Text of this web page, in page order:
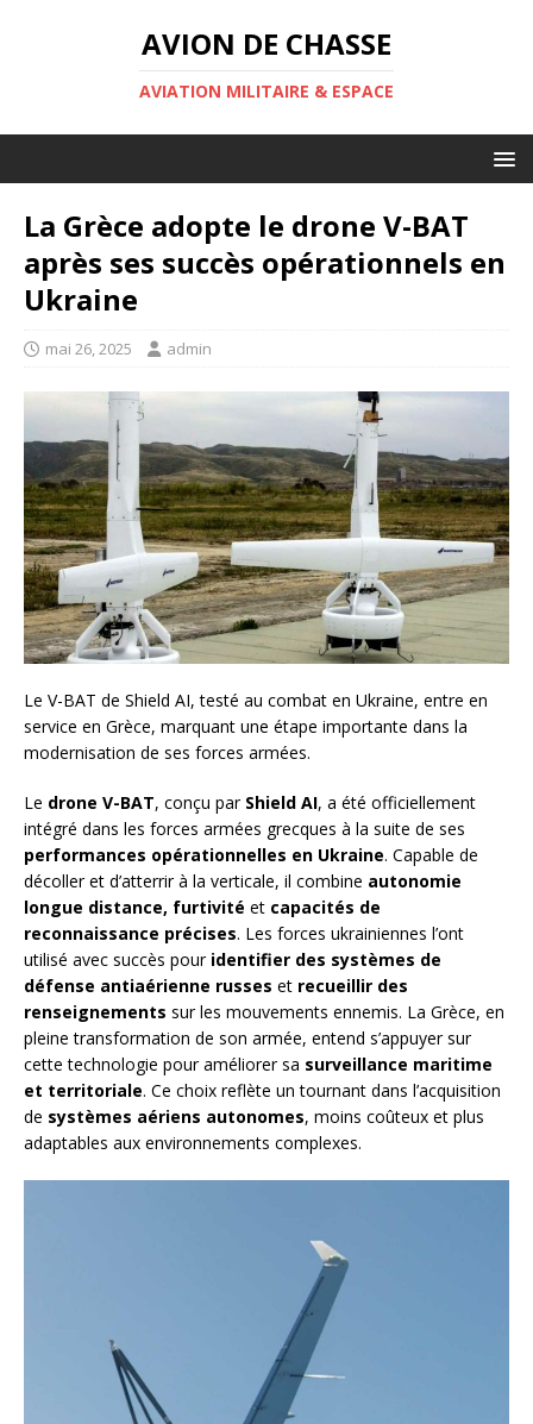
AVION DE CHASSE
AVIATION MILITAIRE & ESPACE
La Grèce adopte le drone V-BAT
après ses succès opérationnels en
Ukraine
mai 26, 2025 admin
Le V-BAT de Shield AI, testé au combat en Ukraine, entre en
service en Grèce, marquant une étape importante dans la
modernisation de ses forces armées.
Le drone V-BAT, conçu par Shield AI, a été officiellement
intégré dans les forces armées grecques à la suite de ses
performances opérationnelles en Ukraine. Capable de
décoller et d’atterrir à la verticale, il combine autonomie
longue distance, furtivité et capacités de
reconnaissance précises. Les forces ukrainiennes l’ont
utilisé avec succès pour identifier des systèmes de
défense antiaérienne russes et recueillir des
renseignements sur les mouvements ennemis. La Grèce, en
pleine transformation de son armée, entend s’appuyer sur
cette technologie pour améliorer sa surveillance maritime
et territoriale. Ce choix reflète un tournant dans l’acquisition
de systèmes aériens autonomes, moins coûteux et plus
adaptables aux environnements complexes.